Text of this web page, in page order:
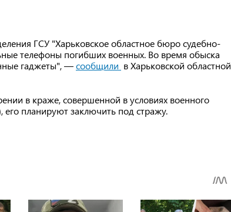
ГСУ "Харьковское областное бюро судебно-
телефоны погибших военных. Во время обыска
гаджеты", —сообщили в Харьковской областной
в краже, совершенной в условиях военного
планируют заключить под стражу.